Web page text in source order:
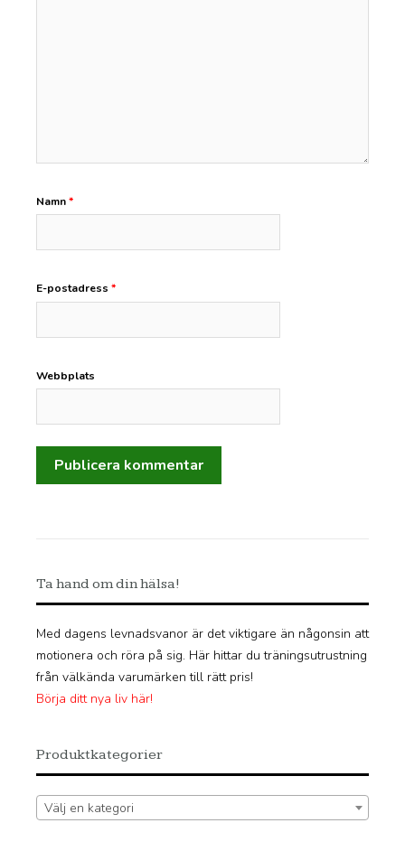
Namn*
E-postadress *
Webbplats
Ta hand om din hälsa!
Med dagens levnadsvanor är det viktigare än någonsin att
motionera och röra på sig. Här hittar du träningsutrustning
från välkända varumärken till rätt pris!
Börja ditt nya liv här!
Produktkategorier
Välj en kategori